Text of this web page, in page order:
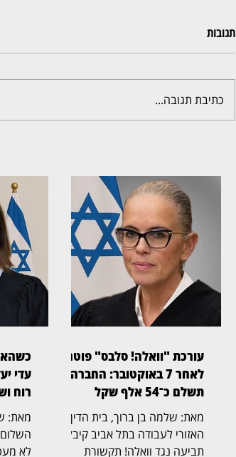
תגובות
כתיבת תגובה...
עורכת "וואלה! סלבס" פוטרה
לאחר 7 באוקטובר: החברה
תשלם כ־54 אלף שקל
מאת: שלמה בן ברוך, בית הדין
האזורי לעבודה בתל אביב קיבל
תביעה נגד וואלה! תקשורת
עדי
רוח
השלום
לא